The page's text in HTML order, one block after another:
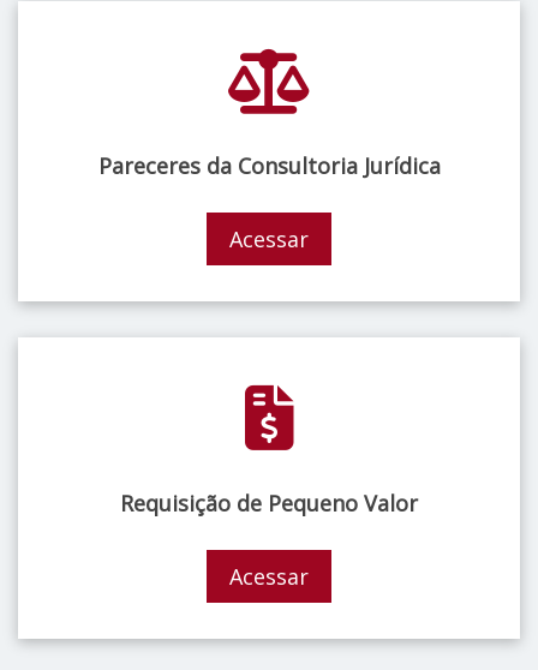
Pareceres da Consultoria Jurídica
Acessar
Requisição de Pequeno Valor
Acessar